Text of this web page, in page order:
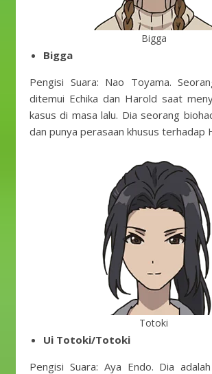
Bigga
Bigga
Pengisi Suara: Nao Toyama.
ditemui Echika dan Harold saat
kasus di masa lalu. Dia seorang
dan punya perasaan khusus terhadap
Totoki
Ui Totoki/Totoki
Pengisi Suara: Aya Endo. Dia